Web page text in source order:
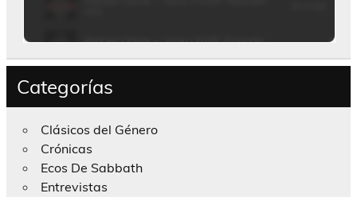
Categorías
Clásicos del Género
Crónicas
Ecos De Sabbath
Entrevistas